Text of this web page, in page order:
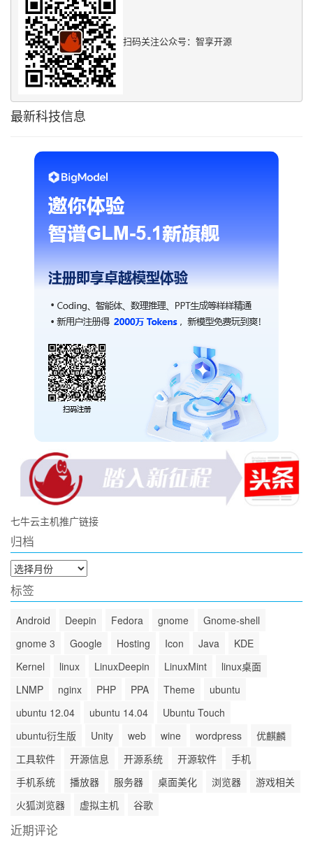
扫码关注公众号：智享开源
最新科技信息
七牛云主机推广链接
归档
归
档
标签
Android Deepin Fedora gnome
Gnome-shell
gnome 3
Google Hosting Icon Java
KDE
Kernel
linux LinuxDeepin LinuxMint
linux桌面
LNMP
nginx PHP PPA Theme
ubuntu
ubuntu 12.04
ubuntu 14.04
Ubuntu Touch
ubuntu衍生版
Unity web wine wordpress
优麒麟
工具软件
开源信息 开源系统 开源软件
手机
手机系统
播放器 服务器 桌面美化 浏览器
游戏相关
火狐浏览器
虚拟主机 谷歌
近期评论